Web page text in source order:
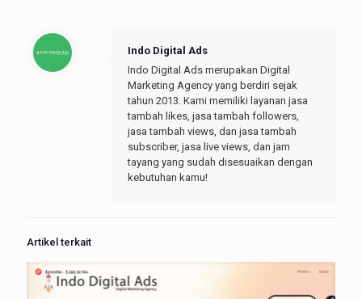
Indo Digital Ads
Indo Digital Ads merupakan Digital
Marketing Agency yang berdiri sejak
tahun 2013. Kami memiliki layanan jasa
tambah likes, jasa tambah followers,
jasa tambah views, dan jasa tambah
subscriber, jasa live views, dan jam
tayang yang sudah disesuaikan dengan
kebutuhan kamu!
Artikel terkait